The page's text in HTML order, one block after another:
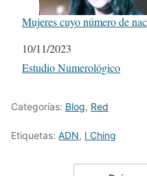
Mujeres cuyo número de
Fecha
10/11/2023
Respecto a
Estudio Numerológico
Categorías: Blog, Red
Etiquetas: ADN, I Ching